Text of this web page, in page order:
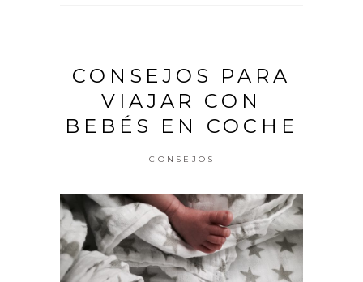
CONSEJOS PARA
VIAJAR CON
BEBÉS EN COCHE
CONSEJOS